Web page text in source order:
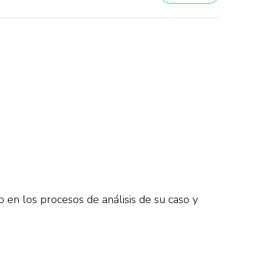
los procesos de análisis de su caso y